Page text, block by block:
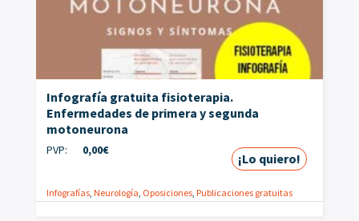
Infografía gratuita fisioterapia.
Enfermedades de primera y segunda
motoneurona
PVP: 0,00€
¡Lo quiero!
Infografías, Neurología, Oposiciones, Publicaciones gratuitas